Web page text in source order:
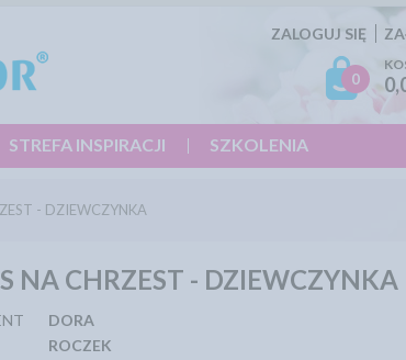
ZALOGUJ SIĘ
0
STREFA INSPIRACJI SZKOLENIA
- DZIEWCZYNKA
NA CHRZEST - DZIEWCZYNKA
DORA
ROCZEK